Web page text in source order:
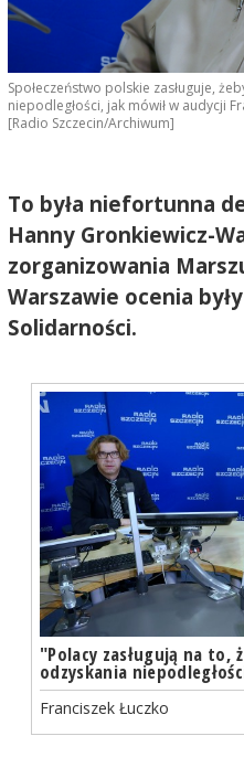
Społeczeństwo polskie zasługuje,
niepodległości, jak mówił w audycji
[Radio Szczecin/Archiwum]
To była niefortunna
Hanny Gronkiewicz-
zorganizowania
Warszawie ocenia
Solidarności.
"Polacy zasługują na to,
odzyskania
Franciszek Łuczko